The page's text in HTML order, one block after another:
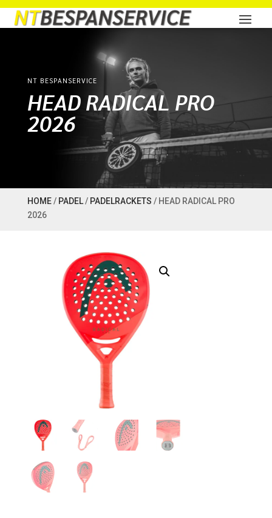
NT BESPANSERVICE
HEAD RADICAL PRO
2026
HOME/ PADEL/ PADELRACKETS / HEAD RADICAL PRO
2026